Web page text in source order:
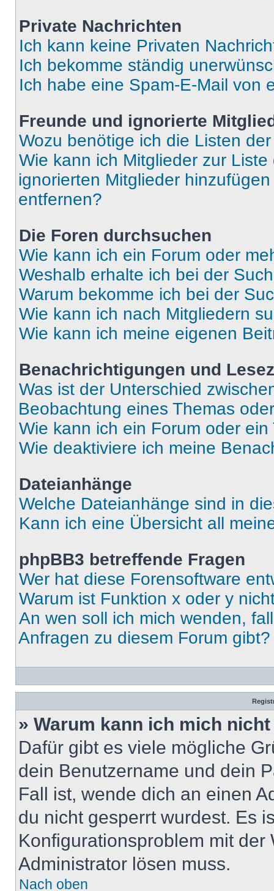
Private Nachrichten
Ich kann keine Privaten
Ich bekomme ständig
Ich habe eine Spam-E-Mail von
Freunde und ignorierte
Wozu benötige ich die Listen
Wie kann ich Mitglieder zur
ignorierten Mitglieder
entfernen?
Die Foren durchsuchen
Wie kann ich ein Forum oder
Weshalb erhalte ich bei der
Warum bekomme ich bei der
Wie kann ich nach Mitgliedern
Wie kann ich meine eigenen
Benachrichtigungen und
Was ist der Unterschied
Beobachtung eines Themas
Wie kann ich ein Forum oder
Wie deaktiviere ich meine
Dateianhänge
Welche Dateianhänge sind in
Kann ich eine Übersicht all
phpBB3 betreffende Fragen
Wer hat diese Forensoftware
Warum ist Funktion x oder y
An wen soll ich mich wenden,
Anfragen zu diesem Forum gibt?
» Warum kann ich mich
Dafür gibt es viele mögliche
dein Benutzername und dein
Fall ist, wende dich an einen
du nicht gesperrt wurdest. Es
Konfigurationsproblem mit
Administrator lösen muss.
Nach oben